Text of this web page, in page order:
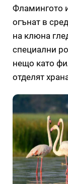
Фламингото
огънат в
на клюна
специални
нещо като
отделят